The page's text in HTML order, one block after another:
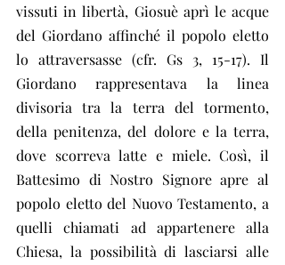
vissuti in libertà, Giosuè aprì le acque
del Giordano affinché il popolo eletto
lo attraversasse (cfr. Gs 3, 15-17). Il
Giordano rappresentava la linea
divisoria tra la terra del tormento,
della penitenza, del dolore e la terra,
dove scorreva latte e miele. Così, il
Battesimo di Nostro Signore apre al
popolo eletto del Nuovo Testamento, a
quelli chiamati ad appartenere alla
Chiesa, la possibilità di lasciarsi alle